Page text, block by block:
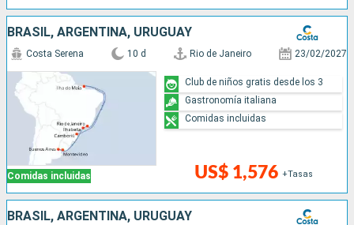
BRASIL, ARGENTINA, URUGUAY
Comidas incluidas
Costa Serena 10 d Rio de Janeiro 23/02/2027
US$ 1,576 +Tasas
Club de niños gratis desde los 3
Gastronomía italiana
Comidas incluidas
BRASIL, ARGENTINA, URUGUAY